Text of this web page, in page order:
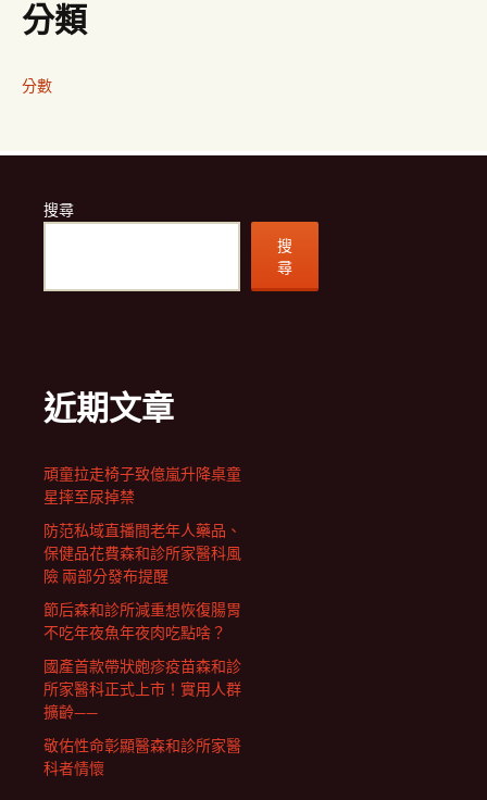
分類
分數
搜尋
搜
尋
近期文章
頑童拉走椅子致億嵐升降桌童
星摔至尿掉禁
防范私域直播間老年人藥品、
保健品花費森和診所家醫科風
險 兩部分發布提醒
節后森和診所減重想恢復腸胃
不吃年夜魚年夜肉吃點啥？
國產首款帶狀皰疹疫苗森和診
所家醫科正式上市！實用人群
擴齡——
敬佑性命彰顯醫森和診所家醫
科者情懷